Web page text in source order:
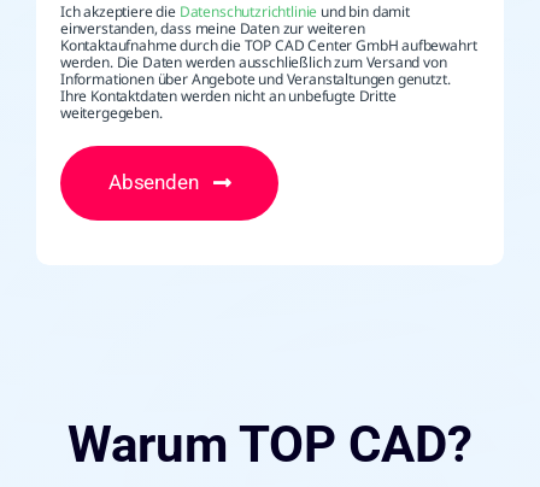
Ich akzeptiere die Datenschutzrichtlinie und bin damit
einverstanden, dass meine Daten zur weiteren
Kontaktaufnahme durch die TOP CAD Center GmbH aufbewahrt
werden. Die Daten werden ausschließlich zum Versand von
Informationen über Angebote und Veranstaltungen genutzt.
Ihre Kontaktdaten werden nicht an unbefugte Dritte
weitergegeben.
Absenden
Warum TOP CAD?